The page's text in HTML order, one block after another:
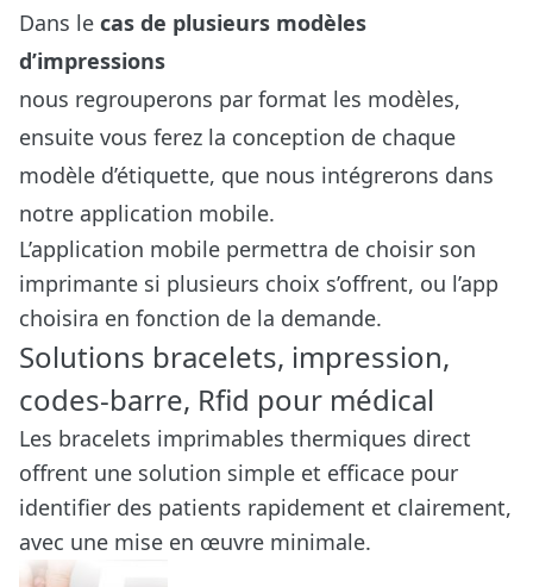
Dans le cas de plusieurs modèles
d’impressions
nous regrouperons par format les modèles,
ensuite vous ferez la conception de chaque
modèle d’étiquette, que nous intégrerons dans
notre application mobile.
L’application mobile permettra de choisir son
imprimante si plusieurs choix s’offrent, ou l’app
choisira en fonction de la demande.
Solutions bracelets, impression,
codes-barre, Rfid pour médical
Les bracelets imprimables thermiques direct
offrent une solution simple et efficace pour
identifier des patients rapidement et clairement,
avec une mise en œuvre minimale.